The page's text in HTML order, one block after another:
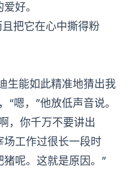
好。
把它在心中撕得粉
生能如此精准地猜出我
“嗯，”他放低声音说。
，你千万不要讲出
场工作过很长一段时
呢。这就是原因。”